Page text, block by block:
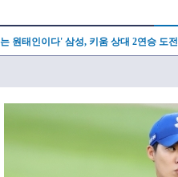
원태인이다' 삼성, 키움 상대 2연승 도전